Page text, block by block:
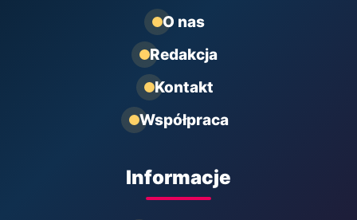
O nas
Redakcja
Kontakt
Współpraca
Informacje